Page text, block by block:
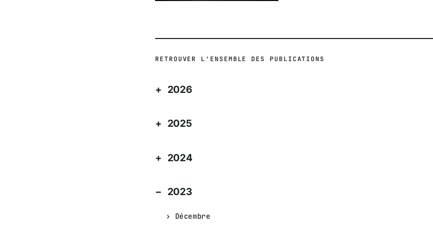
RETROUVER L'ENSEMBLE DES PUBLICATIONS
2026
2025
2024
2023
Décembre